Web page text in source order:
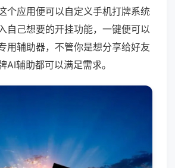
个应用便可以自定义手机打牌系统
自己想要的开挂功能，一键便可以
用辅助器，不管你是想分享给好友
AI辅助都可以满足需求。